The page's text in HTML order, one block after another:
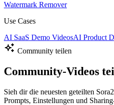
Watermark Remover
Use Cases
AI SaaS Demo VideosAI Product
Community teilen
Community-Videos
Sieh dir die neuesten geteilten
Prompts, Einstellungen und